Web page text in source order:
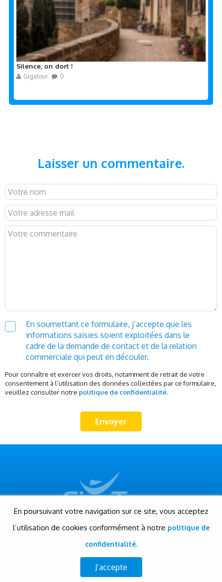
Silence, on dort !
Gigatour 0
Laisser un commentaire.
En soumettant ce formulaire, j’accepte que les
informations saisies soient exploitées dans le
cadre de la demande de contact et de la relation
commerciale qui peut en découler.
Pour connaître et exercer vos droits, notamment de retrait de votre
consentement à l’utilisation des données collectées par ce formulaire,
veuillez consulter notre politique de confidentialité.
© Gigatour - Tous droits réservés
Conception et réalisation: Evensis
En poursuivant votre navigation sur ce site, vous acceptez
l’utilisation de cookies conformément à notre politique de
confidentialité.
J’accepte